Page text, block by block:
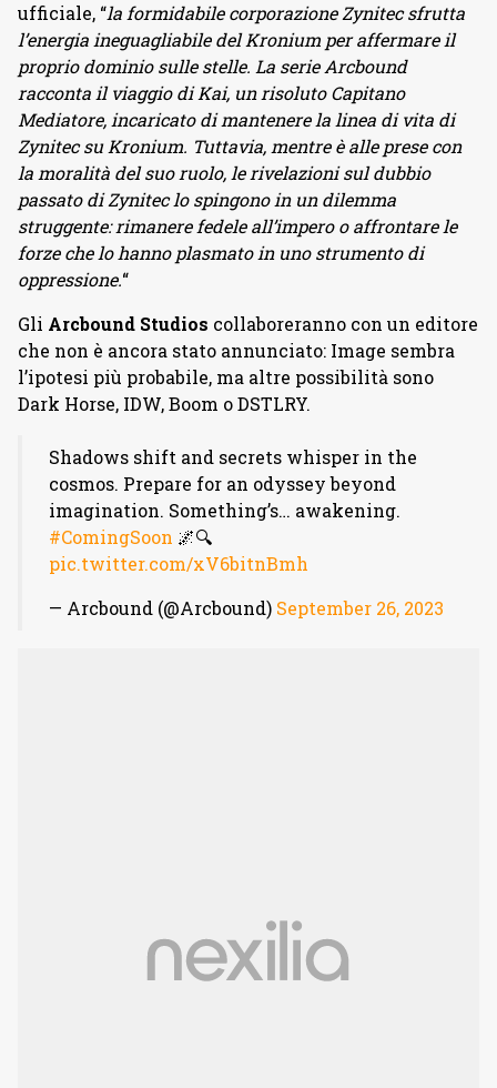
ufficiale, “la formidabile corporazione Zynitec sfrutta
l’energia ineguagliabile del Kronium per affermare il
proprio dominio sulle stelle. La serie Arcbound
racconta il viaggio di Kai, un risoluto Capitano
Mediatore, incaricato di mantenere la linea di vita di
Zynitec su Kronium. Tuttavia, mentre è alle prese con
la moralità del suo ruolo, le rivelazioni sul dubbio
passato di Zynitec lo spingono in un dilemma
struggente: rimanere fedele all’impero o affrontare le
forze che lo hanno plasmato in uno strumento di
oppressione.“
Gli Arcbound Studios collaboreranno con un editore
che non è ancora stato annunciato: Image sembra
l’ipotesi più probabile, ma altre possibilità sono
Dark Horse, IDW, Boom o DSTLRY.
Shadows shift and secrets whisper in the
cosmos. Prepare for an odyssey beyond
imagination. Something’s… awakening.
#ComingSoon 🌌🔍
pic.twitter.com/xV6bitnBmh
— Arcbound (@Arcbound) September 26, 2023